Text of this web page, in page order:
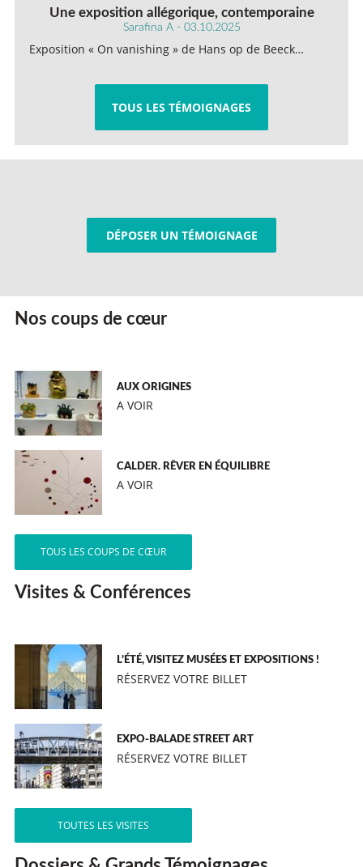
Une exposition allégorique, contemporaine
Sarafina A - 03.10.2025
Exposition « On vanishing » de Hans op de Beeck…
TOUS LES TÉMOIGNAGES
DÉPOSER UN TÉMOIGNAGE
Nos coups de cœur
AUX ORIGINES
A VOIR
CALDER. RÊVER EN ÉQUILIBRE
A VOIR
TOUS LES COUPS DE CŒUR
Visites & Conférences
L’ÉTÉ, VISITEZ MUSÉES ET EXPOSITIONS !
RÉSERVEZ VOTRE BILLET
EXPO-BALADE STREET ART
RÉSERVEZ VOTRE BILLET
TOUTES LES VISITES